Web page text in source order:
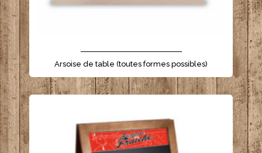
- - - - - - - - - - - - - - - - - - - - - -
Arsoise de table (toutes formes possibles)